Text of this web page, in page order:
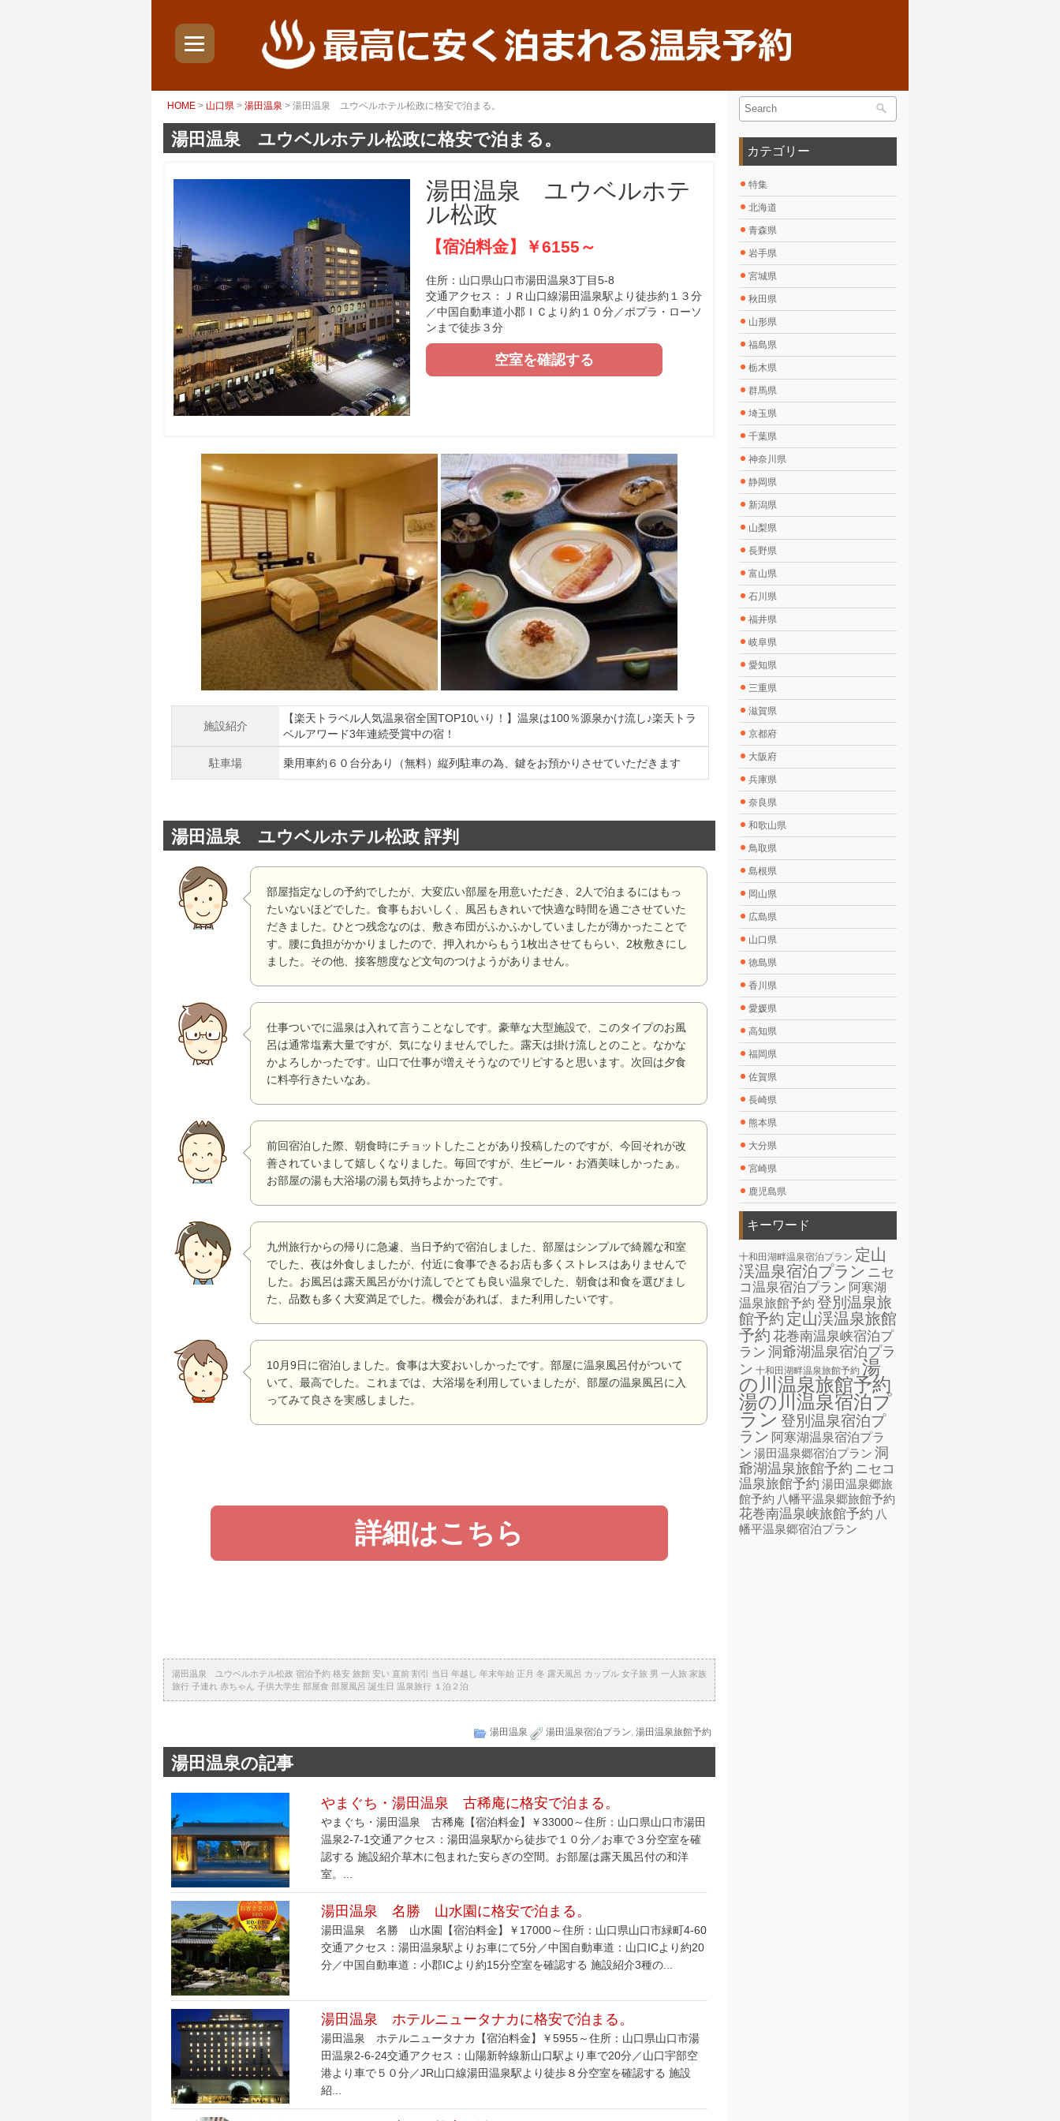
HOME > 山口県 > 湯田温泉 > 湯田温泉 ユウベルホテル松政に格安で泊まる。
湯田温泉 ユウベルホテル松政に格安で泊まる。
湯田温泉 ユウベルホテ
ル松政
【宿泊料金】￥6155～
住所：山口県山口市湯田温泉3丁目5-8
交通アクセス：ＪＲ山口線湯田温泉駅より徒歩約１３分
／中国自動車道小郡ＩＣより約１０分／ポプラ・ローソ
ンまで徒歩３分
空室を確認する
施設紹介
【楽天トラベル人気温泉宿全国TOP10いり！】温泉は100％源泉かけ流し♪楽天トラ
ベルアワード3年連続受賞中の宿！
駐車場 乗用車約６０台分あり（無料）縦列駐車の為、鍵をお預かりさせていただきます
湯田温泉 ユウベルホテル松政 評判
部屋指定なしの予約でしたが、大変広い部屋を用意いただき、2人で泊まるにはもっ
たいないほどでした。食事もおいしく、風呂もきれいで快適な時間を過ごさせていた
だきました。ひとつ残念なのは、敷き布団がふかふかしていましたが薄かったことで
す。腰に負担がかかりましたので、押入れからもう1枚出させてもらい、2枚敷きにし
ました。その他、接客態度など文句のつけようがありません。
仕事ついでに温泉は入れて言うことなしです。豪華な大型施設で、このタイプのお風
呂は通常塩素大量ですが、気になりませんでした。露天は掛け流しとのこと。なかな
かよろしかったです。山口で仕事が増えそうなのでリピすると思います。次回は夕食
に料亭行きたいなあ。
前回宿泊した際、朝食時にチョットしたことがあり投稿したのですが、今回それが改
善されていまして嬉しくなりました。毎回ですが、生ビール・お酒美味しかったぁ。
お部屋の湯も大浴場の湯も気持ちよかったです。
九州旅行からの帰りに急遽、当日予約で宿泊しました、部屋はシンプルで綺麗な和室
でした、夜は外食しましたが、付近に食事できるお店も多くストレスはありませんで
した。お風呂は露天風呂がかけ流しでとても良い温泉でした、朝食は和食を選びまし
た、品数も多く大変満足でした。機会があれば、また利用したいです。
10月9日に宿泊しました。食事は大変おいしかったです。部屋に温泉風呂付がついて
いて、最高でした。これまでは、大浴場を利用していましたが、部屋の温泉風呂に入
ってみて良さを実感しました。
詳細はこちら
湯田温泉 ユウベルホテル松政 宿泊予約 格安 旅館 安い 直前 割引 当日 年越し 年末年始 正月 冬 露天風呂 カップル 女子旅 男 一人旅 家族
旅行 子連れ 赤ちゃん 子供大学生 部屋食 部屋風呂 誕生日 温泉旅行 １泊２泊
湯田温泉 湯田温泉宿泊プラン, 湯田温泉旅館予約
湯田温泉の記事
やまぐち・湯田温泉 古稀庵に格安で泊まる。
やまぐち・湯田温泉 古稀庵【宿泊料金】￥33000～住所：山口県山口市湯田
温泉2-7-1交通アクセス：湯田温泉駅から徒歩で１０分／お車で３分空室を確
認する 施設紹介草木に包まれた安らぎの空間。お部屋は露天風呂付の和洋
室。...
湯田温泉 名勝 山水園に格安で泊まる。
湯田温泉 名勝 山水園【宿泊料金】￥17000～住所：山口県山口市緑町4-60
交通アクセス：湯田温泉駅よりお車にて5分／中国自動車道：山口ICより約20
分／中国自動車道：小郡ICより約15分空室を確認する 施設紹介3種の...
湯田温泉 ホテルニュータナカに格安で泊まる。
湯田温泉 ホテルニュータナカ【宿泊料金】￥5955～住所：山口県山口市湯
田温泉2-6-24交通アクセス：山陽新幹線新山口駅より車で20分／山口宇部空
港より車で５０分／JR山口線湯田温泉駅より徒歩８分空室を確認する 施設
紹...
カテゴリー
特集
北海道
青森県
岩手県
宮城県
秋田県
山形県
福島県
栃木県
群馬県
埼玉県
千葉県
神奈川県
静岡県
新潟県
山梨県
長野県
富山県
石川県
福井県
岐阜県
愛知県
三重県
滋賀県
京都府
大阪府
兵庫県
奈良県
和歌山県
鳥取県
島根県
岡山県
広島県
山口県
徳島県
香川県
愛媛県
高知県
福岡県
佐賀県
長崎県
熊本県
大分県
宮崎県
鹿児島県
キーワード
十和田湖畔温泉宿泊プラン 定山
渓温泉宿泊プラン ニセ
コ温泉宿泊プラン 阿寒湖
温泉旅館予約 登別温泉旅
館予約 定山渓温泉旅館
予約 花巻南温泉峡宿泊プ
ラン 洞爺湖温泉宿泊プラ
ン 十和田湖畔温泉旅館予約 湯
の川温泉旅館予約
湯の川温泉宿泊プ
ラン 登別温泉宿泊プ
ラン 阿寒湖温泉宿泊プラ
ン 湯田温泉郷宿泊プラン 洞
爺湖温泉旅館予約 ニセコ
温泉旅館予約 湯田温泉郷旅
館予約 八幡平温泉郷旅館予約
花巻南温泉峡旅館予約 八
幡平温泉郷宿泊プラン